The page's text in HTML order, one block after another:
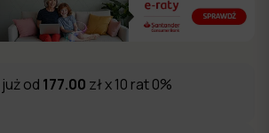
od 177.00 zł x 10 rat 0%